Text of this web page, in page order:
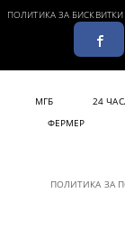
ПОЛИТИКА ЗА БИСКВИТКИ
МГБ 24
ФЕРМЕР
ПОЛИТИКА ЗА